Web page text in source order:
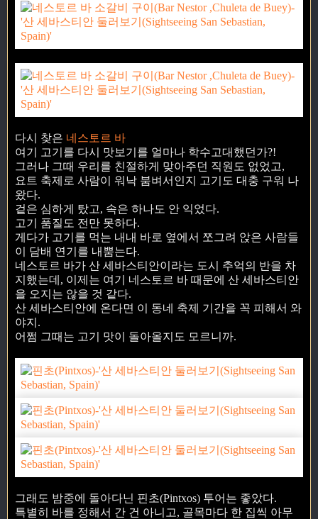
다시 찾은 네스토르 바
여기 고기를 다시 맛보기를 얼마나 학수고대했던가?!
그러나 그때 우리를 친절하게 맞아주던 직원도 없었고,
요트 축제로 사람이 워낙 붐벼서인지 고기도 대충 구워 나
왔다.
겉은 심하게 탔고, 속은 하나도 안 익었다.
고기 품질도 전만 못하다.
게다가 고기를 먹는 내내 바로 옆에서 쪼그려 앉은 사람들
이 담배 연기를 내뿜는다.
네스토르 바가 산 세바스티안이라는 도시 추억의 반을 차
지했는데, 이제는 여기 네스토르 바 때문에 산 세바스티안
을 오지는 않을 것 같다.
산 세바스티안에 온다면 이 동네 축제 기간을 꼭 피해서 와
야지.
어쩜 그때는 고기 맛이 돌아올지도 모르니까.
그래도 밤중에 돌아다닌 핀초(Pintxos) 투어는 좋았다.
특별히 바를 정해서 간 건 아니고, 골목마다 한 집씩 아무